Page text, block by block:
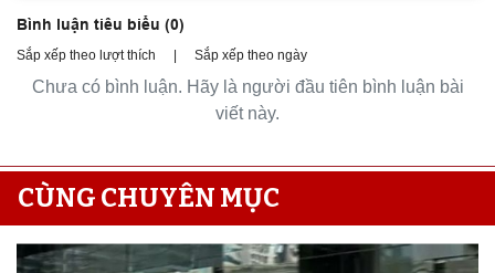
Bình luận tiêu biểu (0)
Sắp xếp theo lượt thích Sắp xếp theo ngày
Chưa có bình luận. Hãy là người đầu tiên bình luận bài
viết này.
CÙNG CHUYÊN MỤC